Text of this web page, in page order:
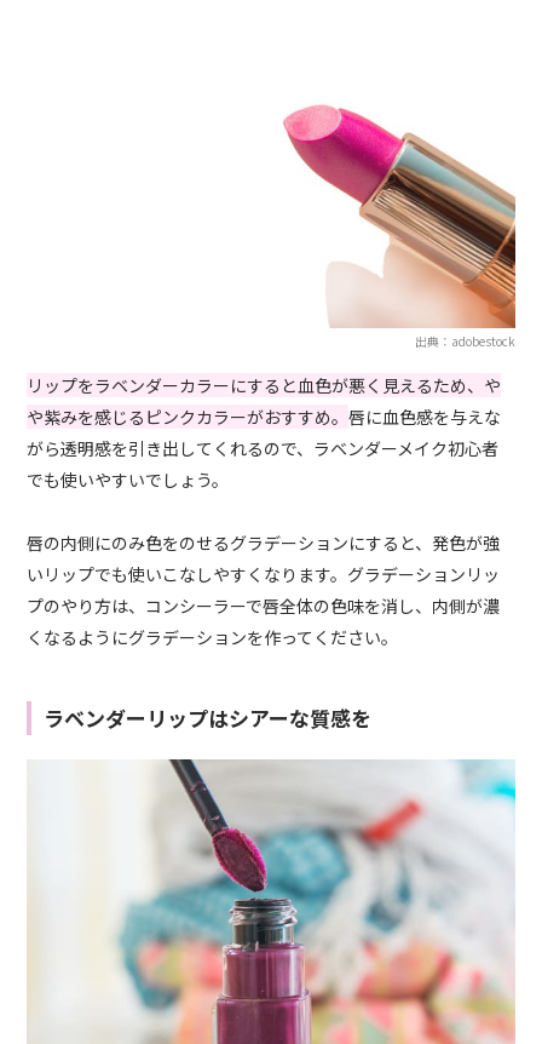
出典：adobestock
リップをラベンダーカラーにすると血色が悪く見えるため、や
や紫みを感じるピンクカラーがおすすめ。唇に血色感を与えな
がら透明感を引き出してくれるので、ラベンダーメイク初心者
でも使いやすいでしょう。
唇の内側にのみ色をのせるグラデーションにすると、発色が強
いリップでも使いこなしやすくなります。グラデーションリッ
プのやり方は、コンシーラーで唇全体の色味を消し、内側が濃
くなるようにグラデーションを作ってください。
ラベンダーリップはシアーな質感を